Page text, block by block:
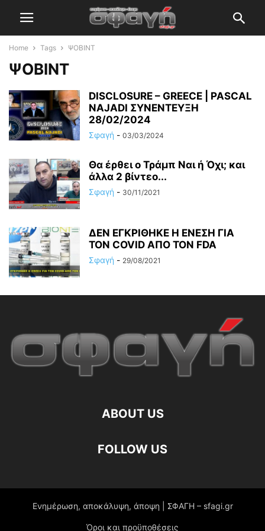
Home Tags ΨΟΒΙΝΤ
ΨΟΒΙΝΤ
DISCLOSURE – GREECE | PASCAL
NAJADI ΣΥΝΕΝΤΕΥΞΗ
28/02/2024
Σφαγή - 03/03/2024
Θα έρθει ο Τράμπ Ναι ή Όχι; και
άλλα 2 βίντεο...
Σφαγή - 30/11/2021
ΔΕΝ ΕΓΚΡΙΘΗΚΕ Η ΕΝΕΣΗ ΓΙΑ
ΤΟΝ COVID ΑΠΟ ΤΟΝ FDA
Σφαγή - 29/08/2021
ABOUT US
FOLLOW US
Ενημέρωση, αποκάλυψη, άποψη | ΣΦΑΓΗ – sfagi.gr
Όροι και προϋποθέσεις